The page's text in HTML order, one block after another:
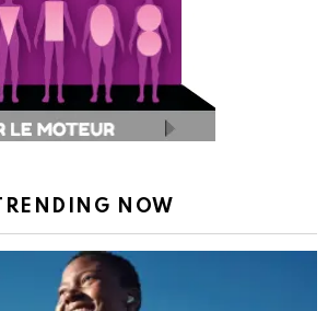
TRENDING NOW